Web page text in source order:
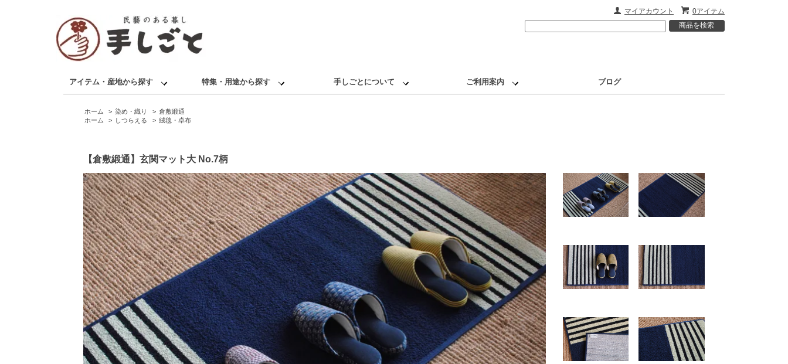
0アイテム
マイアカウント
アイテム・産地から探す 特集・用途から探す 手しごとについて ご利用案内 ブログ
ホーム > 染め・織り > 倉敷緞通
ホーム
> しつらえる > 絨毯・卓布
【倉敷緞通】玄関マット大 No.7柄